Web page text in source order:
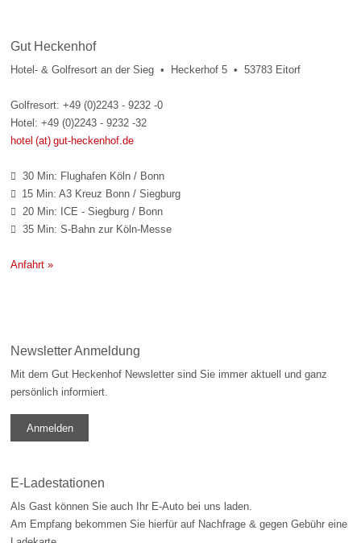
Gut Heckenhof
Hotel- & Golfresort an der Sieg • Heckerhof 5 • 53783 Eitorf
Golfresort: +49 (0)2243 - 9232 -0
Hotel: +49 (0)2243 - 9232 -32
hotel (at) gut-heckenhof.de
 30 Min: Flughafen Köln / Bonn
 15 Min: A3 Kreuz Bonn / Siegburg
 20 Min: ICE - Siegburg / Bonn
 35 Min: S-Bahn zur Köln-Messe
Anfahrt »
Newsletter Anmeldung
Mit dem Gut Heckenhof Newsletter sind Sie immer aktuell und ganz
persönlich informiert.
Anmelden
E-Ladestationen
Als Gast können Sie auch Ihr E-Auto bei uns laden.
Am Empfang bekommen Sie hierfür auf Nachfrage & gegen Gebühr eine